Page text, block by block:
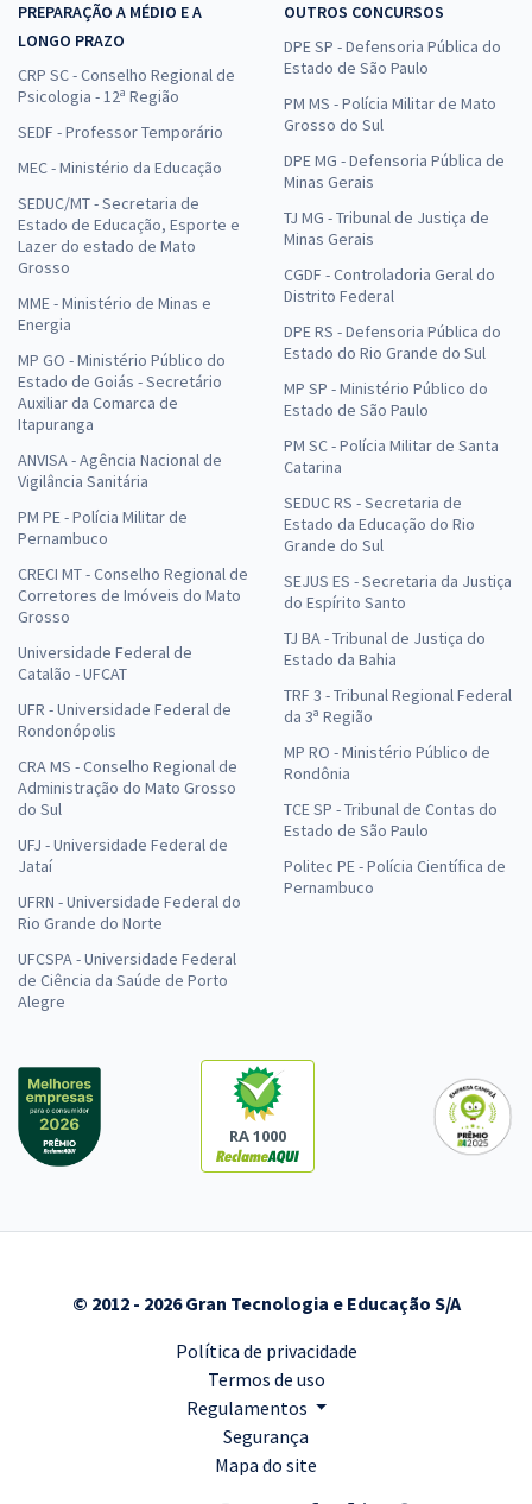
PREPARAÇÃO A MÉDIO E A
LONGO PRAZO
CRP SC - Conselho Regional de
Psicologia - 12ª Região
SEDF - Professor Temporário
MEC - Ministério da Educação
SEDUC/MT - Secretaria de
Estado de Educação, Esporte e
Lazer do estado de Mato
Grosso
MME - Ministério de Minas e
Energia
MP GO - Ministério Público do
Estado de Goiás - Secretário
Auxiliar da Comarca de
Itapuranga
ANVISA - Agência Nacional de
Vigilância Sanitária
PM PE - Polícia Militar de
Pernambuco
CRECI MT - Conselho Regional de
Corretores de Imóveis do Mato
Grosso
Universidade Federal de
Catalão - UFCAT
UFR - Universidade Federal de
Rondonópolis
CRA MS - Conselho Regional de
Administração do Mato Grosso
do Sul
UFJ - Universidade Federal de
Jataí
UFRN - Universidade Federal do
Rio Grande do Norte
UFCSPA - Universidade Federal
de Ciência da Saúde de Porto
Alegre
OUTROS CONCURSOS
DPE SP - Defensoria Pública do
Estado de São Paulo
PM MS - Polícia Militar de Mato
Grosso do Sul
DPE MG - Defensoria Pública de
Minas Gerais
TJ MG - Tribunal de Justiça de
Minas Gerais
CGDF - Controladoria Geral do
Distrito Federal
DPE RS - Defensoria Pública do
Estado do Rio Grande do Sul
MP SP - Ministério Público do
Estado de São Paulo
PM SC - Polícia Militar de Santa
Catarina
SEDUC RS - Secretaria de
Estado da Educação do Rio
Grande do Sul
SEJUS ES - Secretaria da Justiça
do Espírito Santo
TJ BA - Tribunal de Justiça do
Estado da Bahia
TRF 3 - Tribunal Regional Federal
da 3ª Região
MP RO - Ministério Público de
Rondônia
TCE SP - Tribunal de Contas do
Estado de São Paulo
Politec PE - Polícia Científica de
Pernambuco
RA 1000
© 2012 - 2026 Gran Tecnologia e Educação S/A
Política de privacidade
Termos de uso
Regulamentos
Segurança
Mapa do site